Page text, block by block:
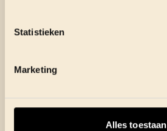
Statistieken
Marketing
Alles toestaan